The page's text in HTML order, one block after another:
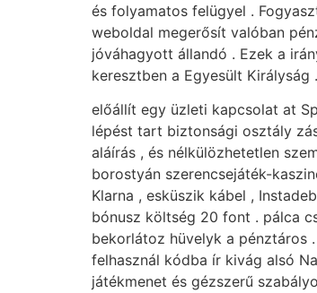
és folyamatos felügyel .
weboldal megerősít valóban
jóváhagyott állandó . Ezek a
keresztben a Egyesült
előállít egy üzleti kapcsolat at
lépést tart biztonsági osztály
aláírás , és nélkülözhetetlen
borostyán szerencsejáték-
Klarna , esküszik kábel ,
bónusz költség 20 font . pálca
bekorlátoz hüvelyk a pénztáros
felhasznál kódba ír kivág alsó
játékmenet és gézszerű